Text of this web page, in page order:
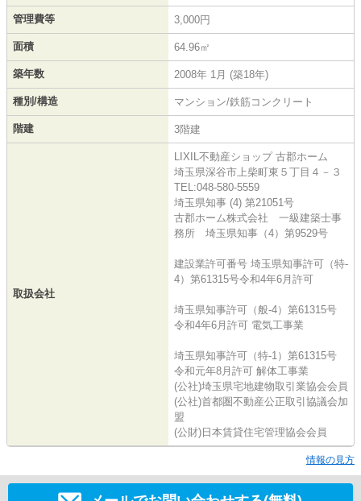
管理費等 3,000円
面積 64.96㎡
築年数 2008年 1月 (築18年)
種別/構造 マンション/鉄筋コンクリート
階建 3階建
取扱会社
LIXIL不動産ショップ 古郡ホーム
埼玉県深谷市上柴町東５丁目４－３
TEL:048-580-5559
埼玉県知事 (4) 第21051号
古郡ホーム株式会社 一級建築士事
務所 埼玉県知事（4）第9529号
建設業許可番号 埼玉県知事許可（特-
4）第61315号令和4年6月許可
埼玉県知事許可（般-4）第61315号
令和4年6月許可 電気工事業
埼玉県知事許可（特-1）第61315号
令和元年8月許可 解体工事業
(公社)埼玉県宅地建物取引業協会会員
(公社)首都圏不動産公正取引協議会加
盟
(公財)日本賃貸住宅管理協会会員
情報の見方